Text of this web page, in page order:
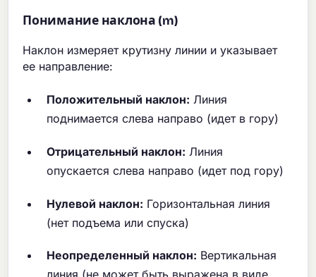
Понимание наклона (m)
Наклон измеряет крутизну линии и указывает
ее направление:
Положительный наклон: Линия
поднимается слева направо (идет в гору)
Отрицательный наклон: Линия
опускается слева направо (идет под гору)
Нулевой наклон: Горизонтальная линия
(нет подъема или спуска)
Неопределенный наклон: Вертикальная